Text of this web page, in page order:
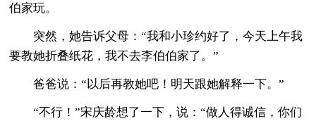
伯家玩。
突然，她告诉父母：“我和小珍约好了，今天上午我
要教她折叠纸花，我不去李伯伯家了。”
爸爸说：“以后再教她吧！明天跟她解释一下。”
“不行！”宋庆龄想了一下，说：“做人得诚信，你们